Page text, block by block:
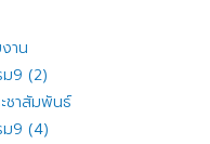
าน
ม9 (2)
ชาสัมพันธ์
ม9 (4)